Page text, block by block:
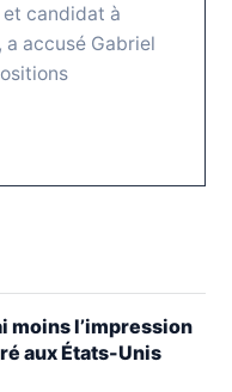
et candidat à
accusé Gabriel
moins l’impression
aux États-Unis